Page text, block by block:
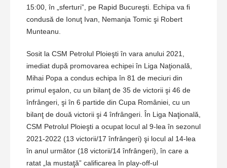
15:00, în „sferturi”, pe Rapid Bucureşti. Echipa va fi
condusă de Ionuţ Ivan, Nemanja Tomic şi Robert
Munteanu.
Sosit la CSM Petrolul Ploieşti în vara anului 2021,
imediat după promovarea echipei în Liga Naţională,
Mihai Popa a condus echipa în 81 de meciuri din
primul eşalon, cu un bilanţ de 35 de victorii şi 46 de
înfrângeri, şi în 6 partide din Cupa României, cu un
bilanţ de două victorii şi 4 înfrângeri. În Liga Naţională,
CSM Petrolul Ploieşti a ocupat locul al 9-lea în sezonul
2021-2022 (13 victorii/17 înfrângeri) şi locul al 14-lea
în anul următor (18 victorii/14 înfrângeri), în care a
ratat „la mustaţă” calificarea în play-off-ul